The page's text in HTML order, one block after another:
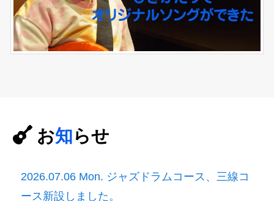
お知らせ
2026.07.06 Mon. ジャズドラムコース、三線コ
ース新設しました。